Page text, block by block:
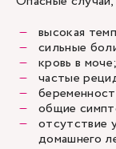
высокая
сильные
кровь в моче;
частые
общие
отсутствие
домашнего